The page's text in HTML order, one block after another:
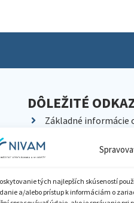
tých najlepších skúseností
a/alebo prístup k informáciám o
DÔLEŽITÉ
Základné informácie
Kariéra
Pracoviská NIVaM